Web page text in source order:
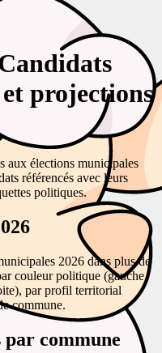
projections
aux élections municipales
référencés avec leurs
politiques.
2026 dans plus de
couleur politique (gauche,
par profil territorial
commune.
commune